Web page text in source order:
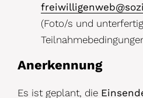
(Foto/s und
Anerkennung
Es ist geplant, die